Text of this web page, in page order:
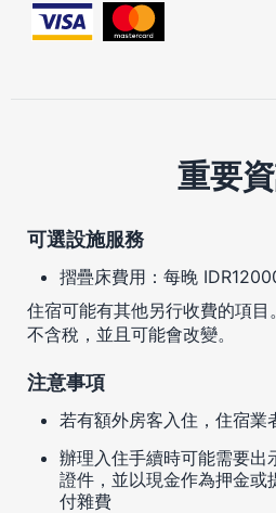
重要
可選設施服務
摺疊床費用：每晚
住宿可能有其他另行收費的項
不含稅，並且可能會改變。
注意事項
若有額外房客入住，住宿業
辦理入住手續時可能需要出
證件，並以現金作為押金或
付雜費